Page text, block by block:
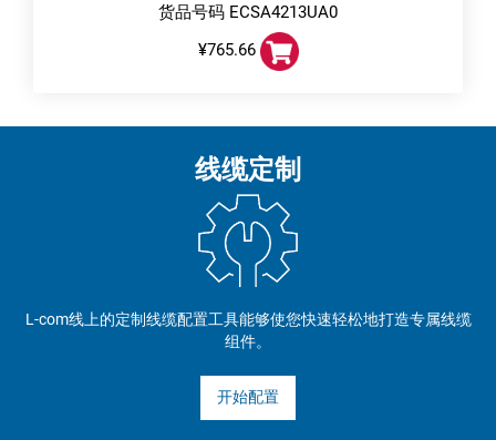
货品号码 ECSA4213UA0
¥765.66
线缆定制
L-com线上的定制线缆配置工具能够使您快速轻松地打造专属线缆
组件。
开始配置